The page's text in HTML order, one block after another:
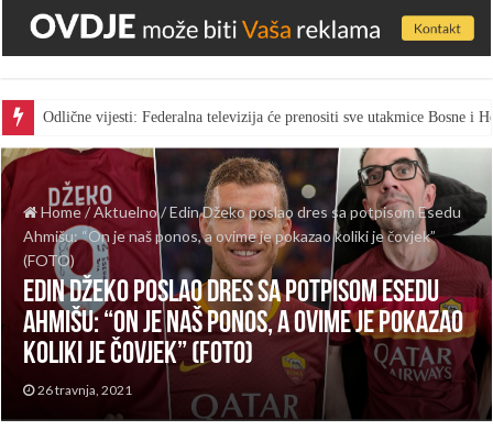
Odlične vijesti: Federalna televizija će prenositi sve utakmice Bosne i
Home/Aktuelno/Edin Džeko poslao dres sa potpisom Esedu
Ahmišu: “On je naš ponos, a ovime je pokazao koliki je čovjek”
(FOTO)
Edin Džeko poslao dres sa potpisom Esedu
Ahmišu: “On je naš ponos, a ovime je pokazao
koliki je čovjek” (FOTO)
26 travnja, 2021